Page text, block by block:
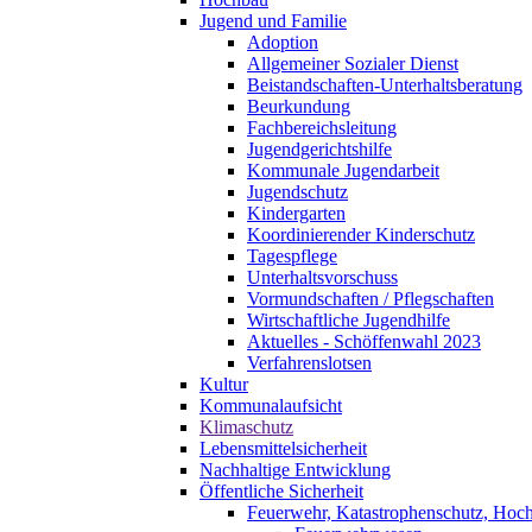
Jugend und Familie
Adoption
Allgemeiner Sozialer Dienst
Beistandschaften-Unterhaltsberatung
Beurkundung
Fachbereichsleitung
Jugendgerichtshilfe
Kommunale Jugendarbeit
Jugendschutz
Kindergarten
Koordinierender Kinderschutz
Tagespflege
Unterhaltsvorschuss
Vormundschaften / Pflegschaften
Wirtschaftliche Jugendhilfe
Aktuelles - Schöffenwahl 2023
Verfahrenslotsen
Kultur
Kommunalaufsicht
Klimaschutz
Lebensmittelsicherheit
Nachhaltige Entwicklung
Öffentliche Sicherheit
Feuerwehr, Katastrophenschutz,